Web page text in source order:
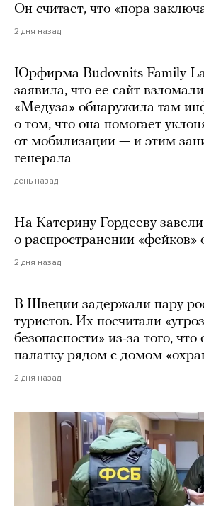
Он считает, что «пора
2 дня назад
Юрфирма Budovnits Family
заявила, что ее сайт
«Медуза» обнаружила там
о том, что она помогает
от мобилизации — и этим
генерала
день назад
На Катерину Гордееву
о распространении «фейков»
2 дня назад
В Швеции задержали пару
туристов. Их посчитали
безопасности» из-за того,
палатку рядом с домом
2 дня назад